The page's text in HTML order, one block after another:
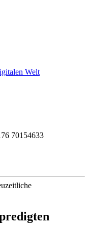
Welt
70154633